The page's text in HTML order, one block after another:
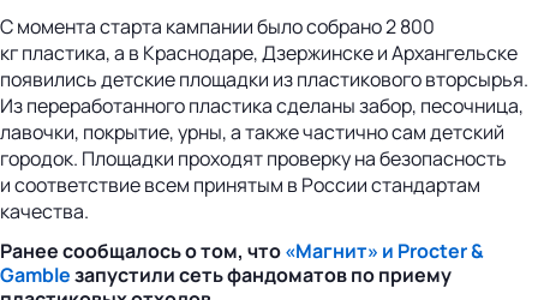
С момента старта кампании было собрано 2 800
кг пластика, а в Краснодаре, Дзержинске и Архангельске
появились детские площадки из пластикового вторсырья.
Из переработанного пластика сделаны забор, песочница,
лавочки, покрытие, урны, а также частично сам детский
городок. Площадки проходят проверку на безопасность
и соответствие всем принятым в России стандартам
качества.
Ранее сообщалось о том, что«Магнит» и Procter &
Gambleзапустили сеть фандоматов по приему